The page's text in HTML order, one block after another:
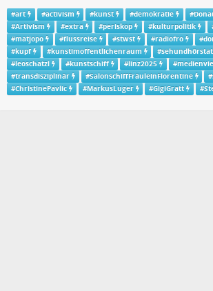
#art #activism #kunst #demokratie #
#Artivism #extra #periskop #kulturpolitik
#matjopo #flussreise #stwst #radiofro #
#kupf #kunstimoffentlichenraum #
#leoschatzl #kunstschiff #linz2025 #
#transdisziplinär #SalonschiffFräuleinFlorentine #
#ChristinePavlic #MarkusLuger #GigiGratt #